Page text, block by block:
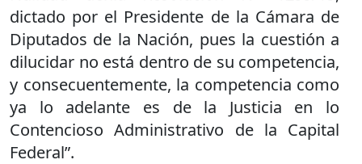
dictado por el Presidente de la Cámara de
Diputados de la Nación, pues la cuestión a
dilucidar no está dentro de su competencia,
y consecuentemente, la competencia como
ya lo adelante es de la Justicia en lo
Contencioso Administrativo de la Capital
Federal”.